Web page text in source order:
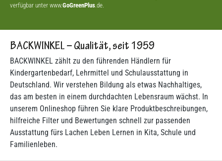
verfügbar unter www.GoGreenPlus .de.
BACKWINKEL – Qualität, seit 1959
BACKWINKEL zählt zu den führenden Händlern für
Kindergartenbedarf, Lehrmittel und Schulausstattung in
Deutschland. Wir verstehen Bildung als etwas Nachhaltiges,
das am besten in einem durchdachten Lebensraum wächst. In
unserem Onlineshop führen Sie klare Produktbeschreibungen,
hilfreiche Filter und Bewertungen schnell zur passenden
Ausstattung fürs Lachen Leben Lernen in Kita, Schule und
Familienleben.